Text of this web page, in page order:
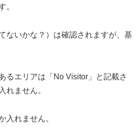
。
ないかな？）は確認されますが、基
るエリアは「No Visitor」と記載さ
れません。
入れません。